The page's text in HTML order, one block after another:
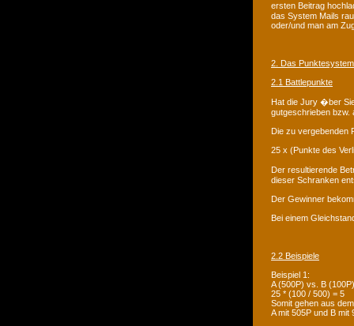
ersten Beitrag
das System Mails
oder/und man am
2. Das Punktesystem
2.1 Battlepunkte
Hat die Jury �ber
gutgeschrieben bzw.
Die zu vergebenden
25 x (Punkte des
Der resultierende
dieser Schranken
Der Gewinner
Bei einem
2.2 Beispiele
Beispiel 1:
A (500P) vs. B
25 * (100 / 500) = 5
Somit gehen aus
A mit 505P und B mit